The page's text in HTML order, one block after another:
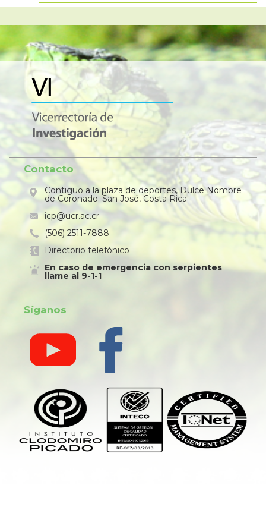
Contacto
Contiguo a la plaza de deportes, Dulce Nombre
de Coronado. San José, Costa Rica
icp@ucr.ac.cr
(506) 2511-7888
Directorio telefónico
En caso de emergencia con serpientes
llame al 9-1-1
Síganos